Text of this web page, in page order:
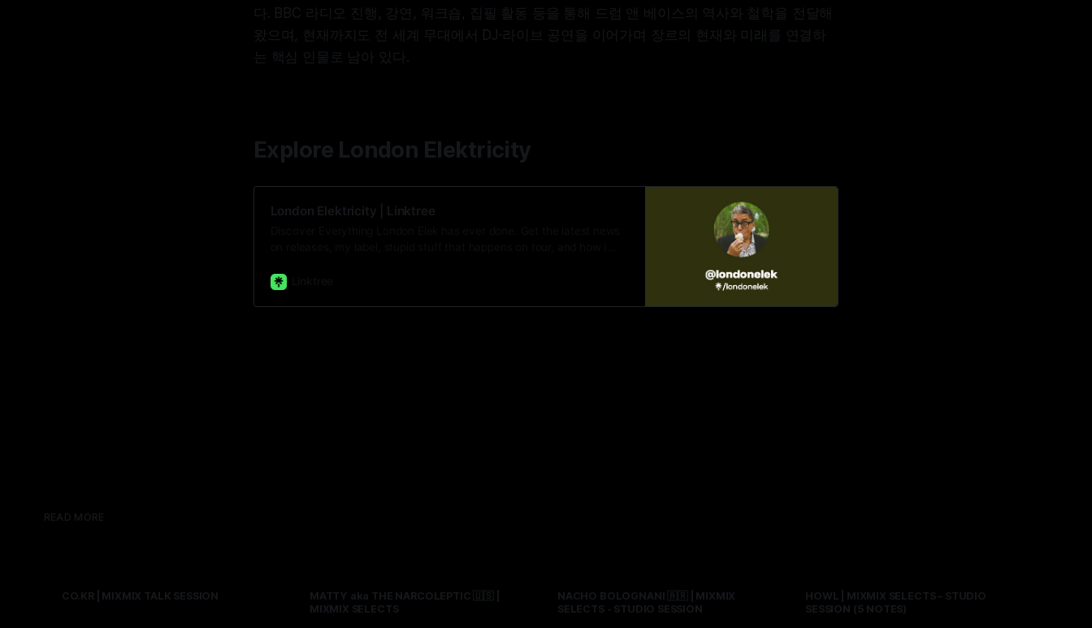
다. BBC 라디오 진행, 강연, 워크숍, 집필 활동 등을 통해 드럼 앤 베이스의 역사와 철학을 전달해
왔으며, 현재까지도 전 세계 무대에서 DJ·라이브 공연을 이어가며 장르의 현재와 미래를 연결하
는 핵심 인물로 남아 있다.
Explore London Elektricity
London Elektricity | Linktree
READ MORE
CO.KR | MIXMIX TALK SESSION
MATTY aka THE NARCOLEPTIC 🇺🇸 |
MIXMIX SELECTS
NACHO BOLOGNANI 🇦🇷 | MIXMIX
SELECTS - STUDIO SESSION
HOWL | MIXMIX SELECTS – STUDIO
SESSION (5 NOTES)